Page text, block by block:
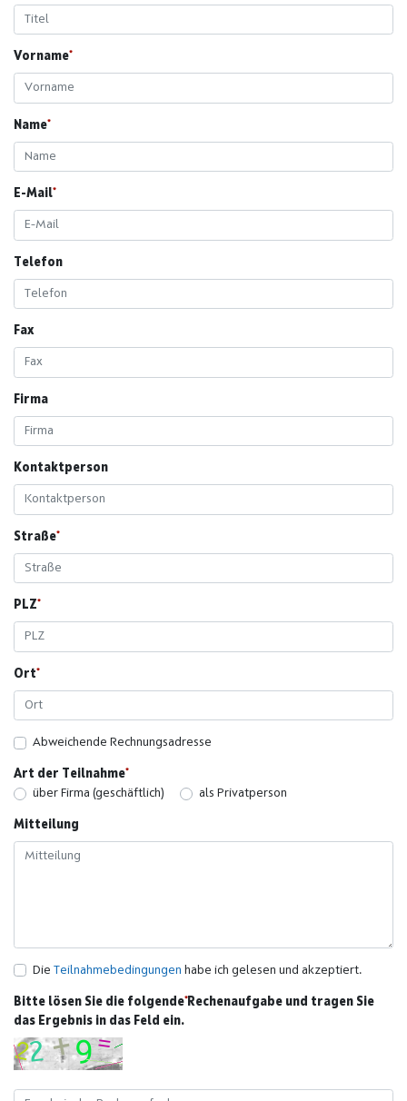
Vorname
Name
E-Mail
Telefon
Fax
Firma
Kontaktperson
Straße
PLZ
Ort
Abweichende Rechnungsadresse
Art der Teilnahme
über Firma (geschäftlich)
als Privatperson
Mitteilung
Die Teilnahmebedingungen habe ich gelesen und akzeptiert.
Bitte lösen Sie die folgende Rechenaufgabe und tragen Sie
das Ergebnis in das Feld ein.